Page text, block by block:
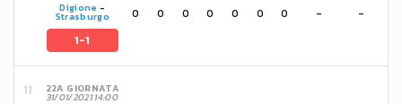
Digione -
Strasburgo
1-1
0 0 0 0 0 0 0 - -
22A GIORNATA
31/01/2021 14:00